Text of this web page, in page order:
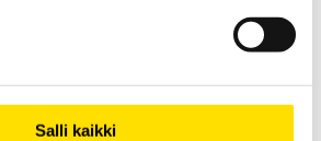
Salli kaikki
välistä paineen jakautumista tallentamalla
LUE LISÄÄ